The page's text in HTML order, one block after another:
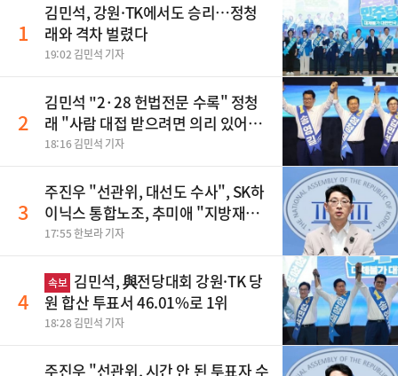
1
김민석, 강원·TK에서도 승리…정청
래와 격차 벌렸다
19:02 김민석 기자
2
김민석 "2·28 헌법전문 수록" 정청
래 "사람 대접 받으려면 의리 있어야"
송영길 "조국혁신당 합당 반대"
18:16 김민석 기자
3
주진우 "선관위, 대선도 수사", SK하
이닉스 통합노조, 추미애 "지방재정
바꿔야", 세제개편 이달 정리 등
17:55 한보라 기자
4
속보 김민석, 與전당대회 강원·TK 당
원 합산 투표서 46.01%로 1위
18:28 김민석 기자
주진우 "선관위, 시간 안 된 투표자 수